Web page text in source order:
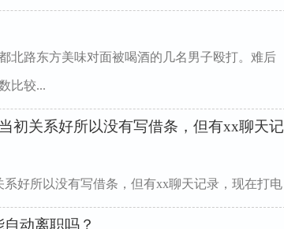
北路东方美味对面被喝酒的几名男子殴打。难后
比较...
初关系好所以没有写借条，但有xx聊天记
好所以没有写借条，但有xx聊天记录，现在打电
动离职吗？